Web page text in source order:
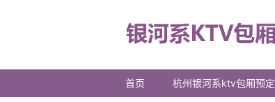
首页 杭州银河系ktv包厢预定